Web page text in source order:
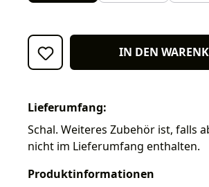
IN DEN
Lieferumfang:
Schal. Weiteres Zubehör ist, falls
nicht im Lieferumfang enthalten.
Produktinformationen